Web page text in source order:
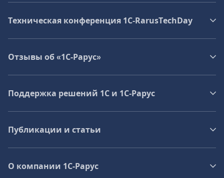
Техническая конференция 1C‑RarusTechDay
Отзывы об «1С-Рарус»
Поддержка решений 1С и 1С‑Рарус
Публикации и статьи
О компании 1C-Рарус